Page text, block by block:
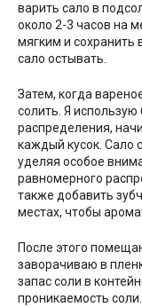
варить сало в
около 2-3 часов на
мягким и сохранить
сало остывать.
Затем, когда
солить. Я
распределения,
каждый кусок. Сало
уделяя особое
равномерного
также добавить
местах, чтобы
После этого
заворачиваю в
запас соли в
проникаемость